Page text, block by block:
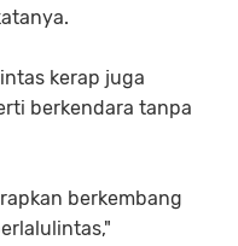
kerap juga
berkendara tanpa
berkembang